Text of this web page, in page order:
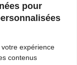
pour
expérience
contenus
vous
en